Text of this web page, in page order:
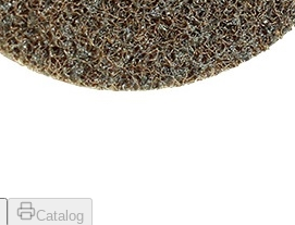
Catalog